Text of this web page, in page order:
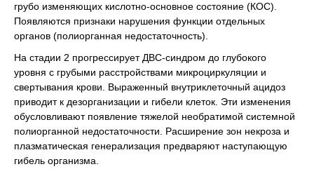
грубо изменяющих кислотно-основное состояние (КОС).
Появляются признаки нарушения функции отдельных
органов (полиорганная недостаточность).
На стадии 2 прогрессирует ДВС-синдром до глубокого
уровня с грубыми расстройствами микроциркуляции и
свертывания крови. Выраженный внутриклеточный ацидоз
приводит к дезорганизации и гибели клеток. Эти изменения
обусловливают появление тяжелой необратимой системной
полиорганной недостаточности. Расширение зон некроза и
плазматическая генерализация предваряют наступающую
гибель организма.